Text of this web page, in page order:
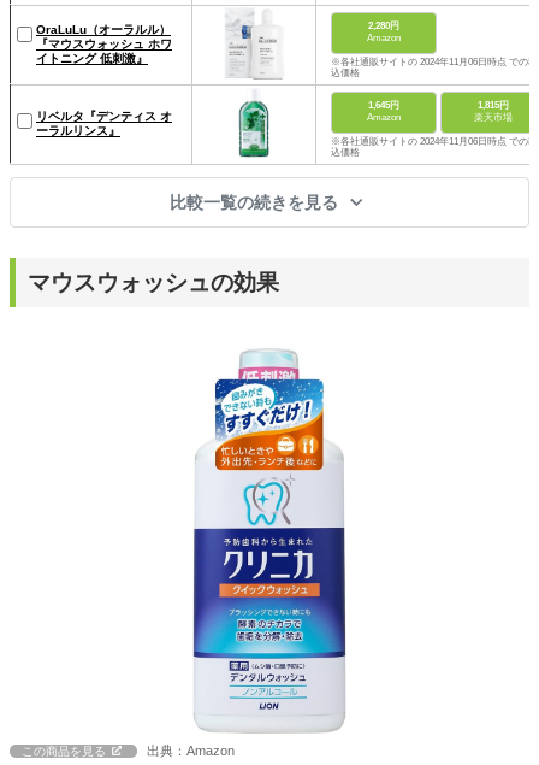
OraLuLu（オーラルル）
『マウスウォッシュ ホワ
イトニング 低刺激』
2,280円
Amazon
※各社通販サイトの 2024年11月06日時点 での税
込価格
リベルタ『デンティス オ
ーラルリンス』
1,645円
Amazon
1,815円
楽天市場
※各社通販サイトの 2024年11月06日時点 での税
込価格
比較一覧の続きを見る
マウスウォッシュの効果
この商品を見る 出典：Amazon